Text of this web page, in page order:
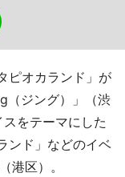
ピオカランド」が
（ジング）」（渋
をテーマにした
ンド」などのイベ
港区）。